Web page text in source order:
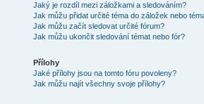
Jaký je rozdíl mezi záložkami a sledováním?
Jak můžu přidat určité téma do záložek nebo
Jak můžu začít sledovat určité fórum?
Jak můžu ukončit sledování témat nebo fór?
Přílohy
Jaké přílohy jsou na tomto fóru povoleny?
Jak můžu najít všechny svoje přílohy?